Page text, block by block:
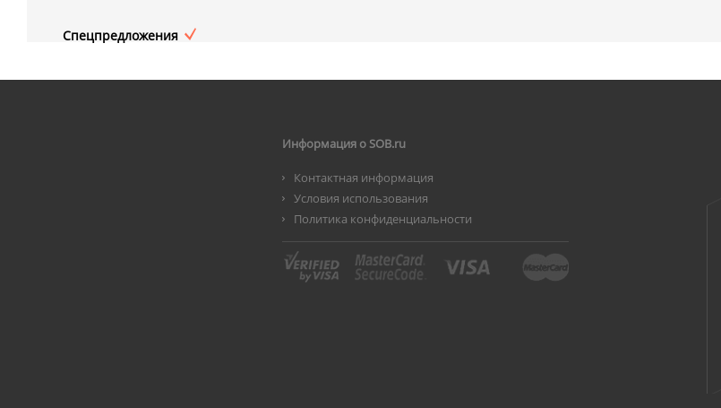
Спецпредложения
Информация о SOB.ru
Контактная информация
Условия использования
Политика конфиденциальности